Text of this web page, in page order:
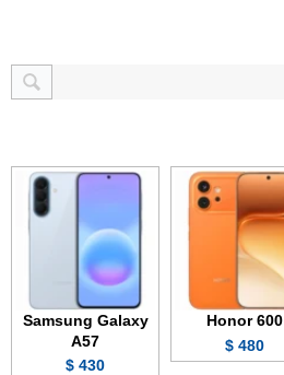
Honor 600
480 $
Samsung Galaxy
A57
430 $